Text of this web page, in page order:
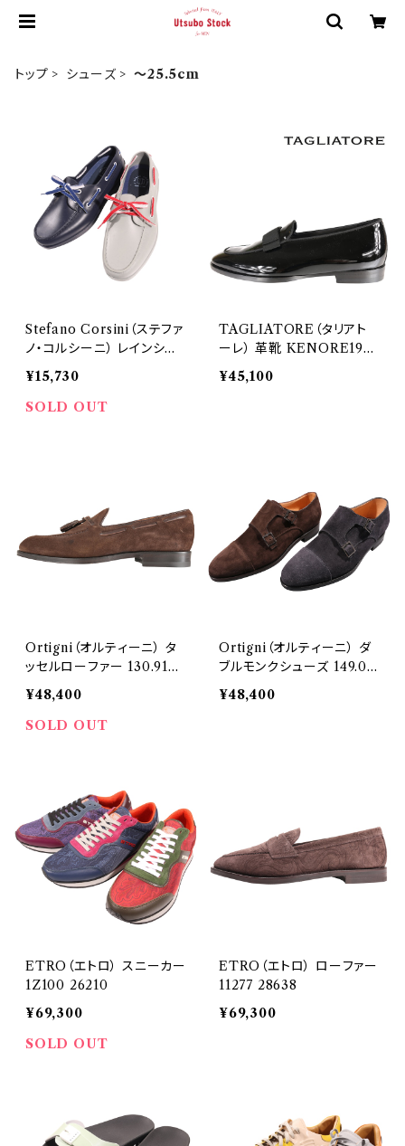
トップ シューズ ～25.5cm
Stefano Corsini（ステファ
ノ・コルシーニ） レインシュ
ーズ YACHTMAN 2395
0
¥15,730
SOLD OUT
TAGLIATORE（タリアト
ーレ） 革靴 KENORE19V
E 24192
¥45,100
Ortigni（オルティーニ） タ
ッセルローファー 130.9152
24509
¥48,400
SOLD OUT
Ortigni（オルティーニ） ダ
ブルモンクシューズ 149.04
41 24514
¥48,400
ETRO（エトロ） スニーカー
1Z100 26210
¥69,300
SOLD OUT
ETRO（エトロ） ローファー
11277 28638
¥69,300